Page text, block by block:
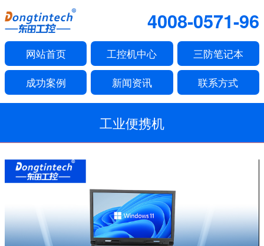
4008-0571-96
网站首页 工控机中心 三防笔记本
成功案例 新闻资讯 联系方式
工业便携机